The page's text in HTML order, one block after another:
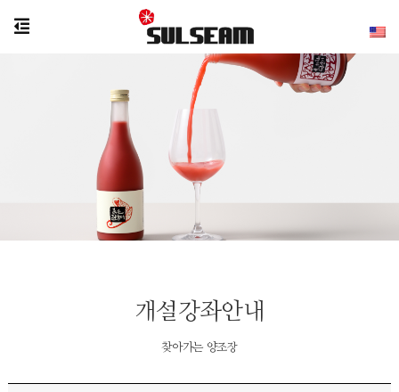
개설강좌안내
찾아가는 양조장